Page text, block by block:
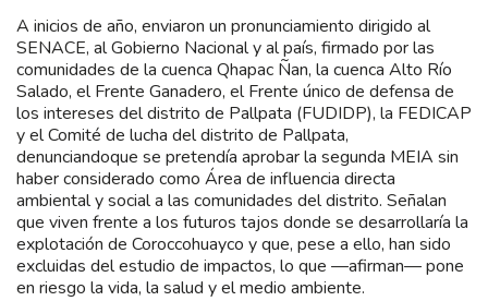
A inicios de año, enviaron un pronunciamiento dirigido al
SENACE, al Gobierno Nacional y al país, firmado por las
comunidades de la cuenca Qhapac Ñan, la cuenca Alto Río
Salado, el Frente Ganadero, el Frente único de defensa de
los intereses del distrito de Pallpata (FUDIDP), la FEDICAP
y el Comité de lucha del distrito de Pallpata,
denunciandoque se pretendía aprobar la segunda MEIA sin
haber considerado como Área de influencia directa
ambiental y social a las comunidades del distrito. Señalan
que viven frente a los futuros tajos donde se desarrollaría la
explotación de Coroccohuayco y que, pese a ello, han sido
excluidas del estudio de impactos, lo que —afirman— pone
en riesgo la vida, la salud y el medio ambiente.